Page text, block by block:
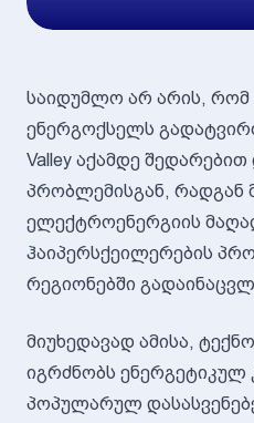
საიდუმლო არ არის, რომ
ენერგოქსელს
Valley აქამდე
პრობლემისგან, რადგან
ელექტროენერგიის
ჰაიპერსქეილერების
რეგიონებში
მიუხედავად ამისა,
იგრძნობს ენერგეტიკულ
პოპულარულ